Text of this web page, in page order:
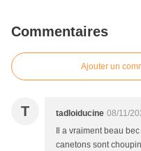
Commentaires
Ajouter un
T tadloiducine 08/11/
Il a vraiment beau
canetons sont